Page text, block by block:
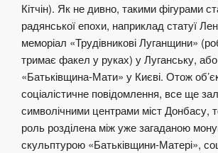
Кітчін). Як не дивно, такими фігурами
радянської епохи, наприклад статуї
меморіал «Трудівникові Луганщини»
тримає факел у руках) у Луганську,
«Батьківщина-Мати» у Києві. Отож
соціалістичне повідомлення, все ще
символічними центрами міст Донбасу,
роль розділена між уже загаданою
скульптурою «Батьківщини-Матері»,